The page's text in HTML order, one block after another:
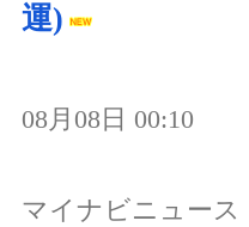
運)
08月08日 00:10
マイナビニュース